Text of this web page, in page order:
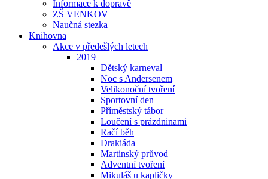
Informace k dopravě
ZŠ VENKOV
Naučná stezka
Knihovna
Akce v předešlých letech
2019
Dětský karneval
Noc s Andersenem
Velikonoční tvoření
Sportovní den
Příměstský tábor
Loučení s prázdninami
Račí běh
Drakiáda
Martinský průvod
Adventní tvoření
Mikuláš u kapličky